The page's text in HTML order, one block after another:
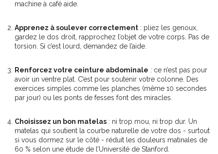
machine à café aide.
Apprenez à soulever correctement : pliez les genoux,
gardez le dos droit, rapprochez l’objet de votre corps. Pas de
torsion. Si c’est lourd, demandez de l’aide.
Renforcez votre ceinture abdominale : ce n’est pas pour
avoir un ventre plat. C’est pour soutenir votre colonne. Des
exercices simples comme les planches (même 10 secondes
par jour) ou les ponts de fesses font des miracles.
Choisissez un bon matelas : ni trop mou, ni trop dur. Un
matelas qui soutient la courbe naturelle de votre dos - surtout
si vous dormez sur le côté - réduit les douleurs matinales de
60 % selon une étude de l’Université de Stanford.